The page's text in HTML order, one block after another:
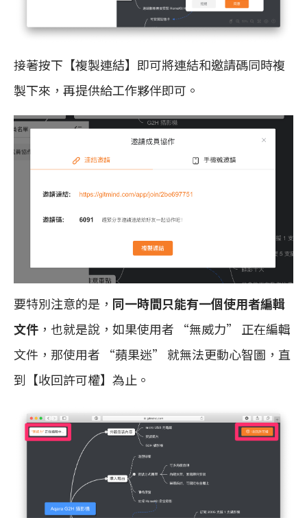
接著按下【複製連結】即可將連結和邀請碼同時複
製下來，再提供給工作夥伴即可。
要特別注意的是， 同一時間只能有一個使用者編輯
文件 ，也就是說，如果使用者 “無威力” 正在編輯
文件，那使用者 “蘋果迷” 就無法更動心智圖，直
到【收回許可權】為止。